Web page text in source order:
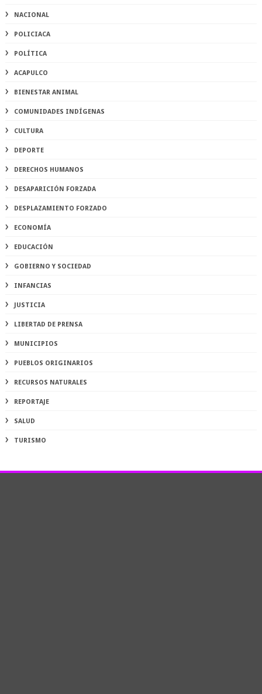
NACIONAL
POLICIACA
POLÍTICA
ACAPULCO
BIENESTAR ANIMAL
COMUNIDADES INDÍGENAS
CULTURA
DEPORTE
DERECHOS HUMANOS
DESAPARICIÓN FORZADA
DESPLAZAMIENTO FORZADO
ECONOMÍA
EDUCACIÓN
GOBIERNO Y SOCIEDAD
INFANCIAS
JUSTICIA
LIBERTAD DE PRENSA
MUNICIPIOS
PUEBLOS ORIGINARIOS
RECURSOS NATURALES
REPORTAJE
SALUD
TURISMO